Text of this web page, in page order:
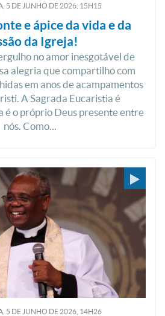
5 DEJUNHO DE2026, 15H15
e ápice da vida e da
da Igreja!
no amor inesgotável de
alegria que compartilho com
em anos de acampamentos
A Sagrada Eucaristia é
é o próprio Deus presente entre
nós. Como...
5 DEJUNHO DE2026, 14H26